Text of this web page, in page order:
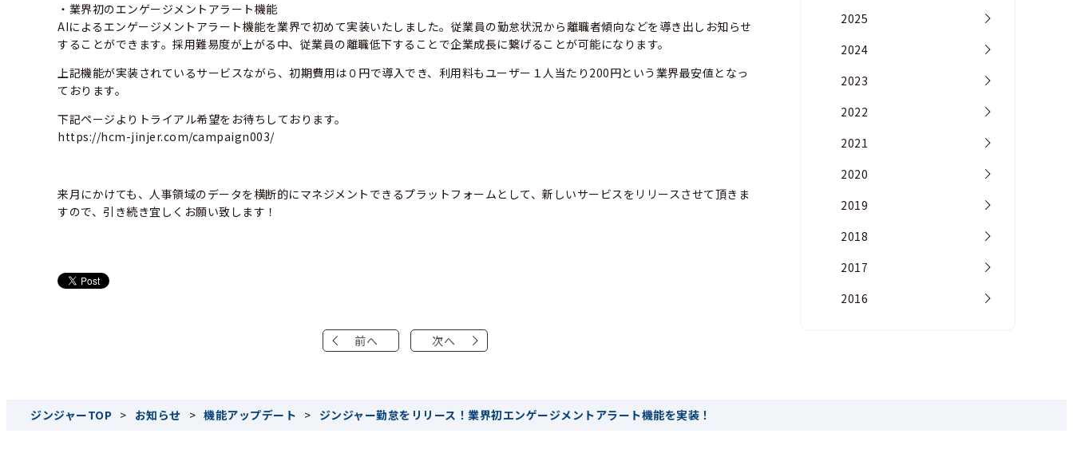
・業界初のエンゲージメントアラート機能
AIによるエンゲージメントアラート機能を業界で初めて実装いたしました。従業員の勤怠状況から離職者傾向などを導き出しお知らせ
することができます。採用難易度が上がる中、従業員の離職低下することで企業成長に繋げることが可能になります。
上記機能が実装されているサービスながら、初期費用は０円で導入でき、利用料もユーザー１人当たり200円という業界最安値となっ
ております。
下記ページよりトライアル希望をお待ちしております。
https://hcm-jinjer.com/campaign003/
来月にかけても、人事領域のデータを横断的にマネジメントできるプラットフォームとして、新しいサービスをリリースさせて頂きま
すので、引き続き宜しくお願い致します！
前へ 次へ
2025
2024
2023
2022
2021
2020
2019
2018
2017
2016
ジンジャーTOP > お知らせ > 機能アップデート > ジンジャー勤怠をリリース！業界初エンゲージメントアラート機能を実装！